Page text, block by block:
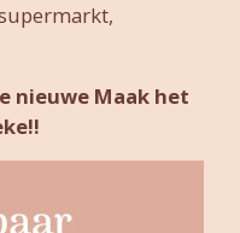
nieuwe Maak het